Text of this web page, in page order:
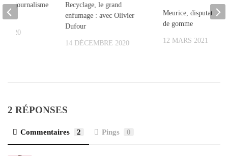
Recyclage, le grand
enfumage : avec Olivier
Dufour
14 DÉCEMBRE 2020
Meurice, disputatio et
de gomme
12 MARS 2021
du journalisme
2020
2 RÉPONSES
Commentaires 2 Pings 0